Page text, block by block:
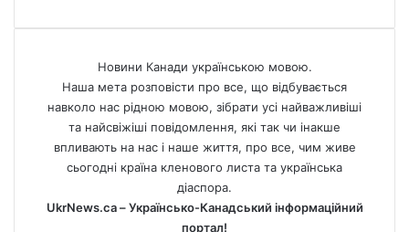
Новини Канади українською мовою.
Наша мета розповісти про все, що відбувається
навколо нас рідною мовою, зібрати усі найважливіші
та найсвіжіші повідомлення, які так чи інакше
впливають на нас і наше життя, про все, чим живе
сьогодні країна кленового листа та українська
діаспора.
UkrNews.ca – Українсько-Канадський інформаційний
портал!